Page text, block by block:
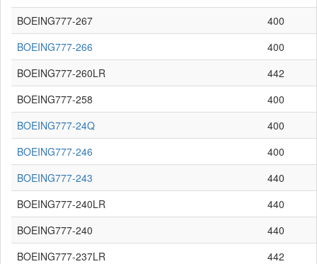
BOEING777-267
400
BOEING777-266
400
BOEING777-260LR
442
BOEING777-258
400
BOEING777-24Q
400
BOEING777-246
400
BOEING777-243
440
BOEING777-240LR
440
BOEING777-240
440
BOEING777-237LR
442